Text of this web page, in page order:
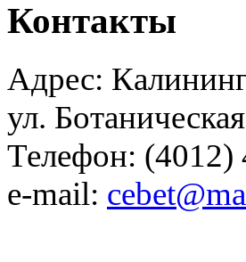
Контакты
Адрес:
ул.
Телефон: (4012)
e-mail: